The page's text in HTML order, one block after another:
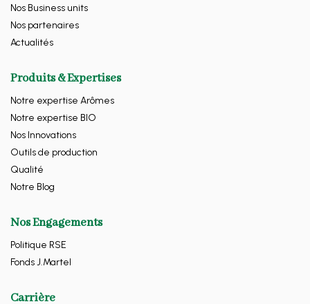
Nos Business units
Nos partenaires
Actualités
Produits & Expertises
Notre expertise Arômes
Notre expertise BIO
Nos Innovations
Outils de production
Qualité
Notre Blog
Nos Engagements
Politique RSE
Fonds J.Martel
Carrière